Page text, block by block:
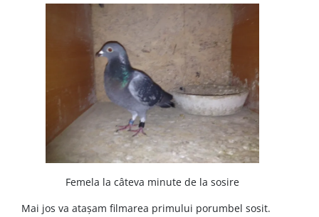
Femela la câteva minute de la sosire
Mai jos va atașam filmarea primului porumbel sosit.